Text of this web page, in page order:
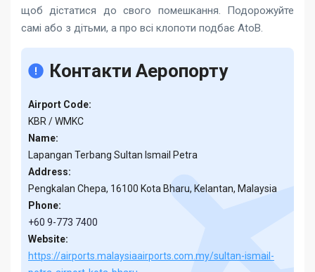
щоб дістатися до свого помешкання. Подорожуйте
самі або з дітьми, а про всі клопоти подбає AtoB.
Контакти Аеропорту
Airport Code:
KBR / WMKC
Name:
Lapangan Terbang Sultan Ismail Petra
Address:
Pengkalan Chepa, 16100 Kota Bharu, Kelantan, Malaysia
Phone:
+60 9-773 7400
Website:
https://airports.malaysiaairports.com.my/sultan-ismail-